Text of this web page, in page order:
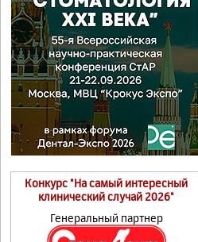
Конкурс "На самый интересный
клинический случай 2026"
Генеральный партнер